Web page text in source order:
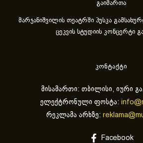
გაიმართა
მარჯანიშვილის თეატრში პუსკა
ცეკვის სტუდიის კონცერტი
კონტაქტი
მისამართი: თბილისი, იური
ელექტრონული ფოსტა:
რეკლამა არხზე:
Facebook